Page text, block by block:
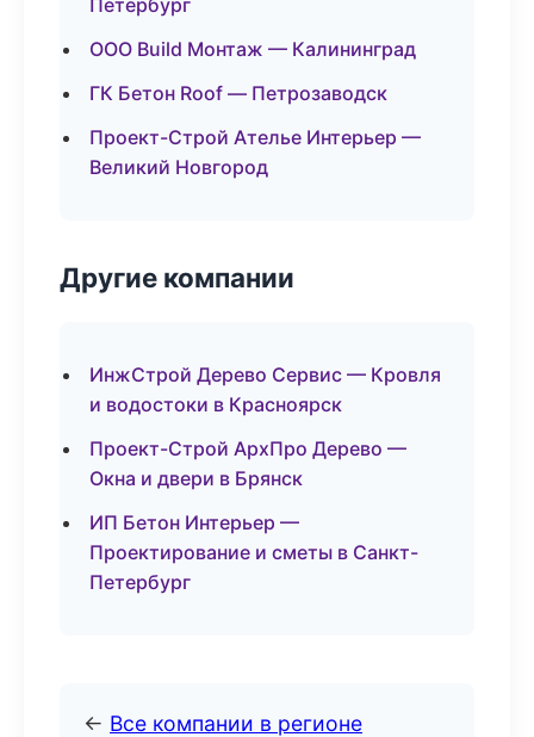
Петербург
ООО Build Монтаж — Калининград
ГК Бетон Roof — Петрозаводск
Проект-Строй Ателье Интерьер —
Великий Новгород
Другие компании
ИнжСтрой Дерево Сервис — Кровля
и водостоки в Красноярск
Проект-Строй АрхПро Дерево —
Окна и двери в Брянск
ИП Бетон Интерьер —
Проектирование и сметы в Санкт-
Петербург
← Все компании в регионе